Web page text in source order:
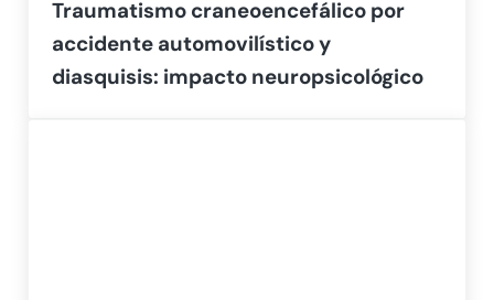
Traumatismo craneoencefálico por
accidente automovilístico y
diasquisis: impacto neuropsicológico